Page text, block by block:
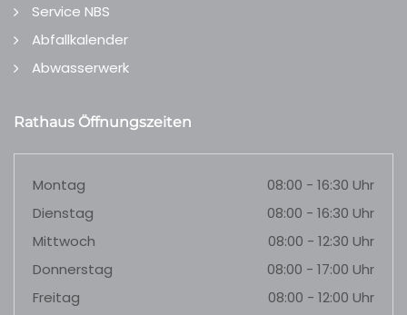
Service NBS
Abfallkalender
Abwasserwerk
Rathaus Öffnungszeiten
Montag
08:00 - 16:30 Uhr
Dienstag
08:00 - 16:30 Uhr
Mittwoch
08:00 - 12:30 Uhr
Donnerstag
08:00 - 17:00 Uhr
Freitag
08:00 - 12:00 Uhr